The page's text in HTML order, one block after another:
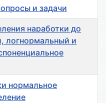
и задачи
наработки до
логнормальный и
нормальное